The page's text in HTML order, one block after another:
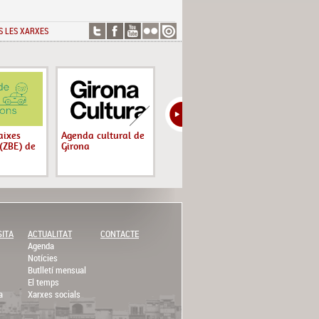
LES XARXES
de
Agenda cultural de
Girona
ACTUALITAT
Agenda
Notícies
Butlletí mensual
El temps
Xarxes socials
CONTACTE